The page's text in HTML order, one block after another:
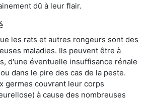
dû à leur flair.
les rats et autres rongeurs sont des
maladies. Ils peuvent être à
d'une éventuelle insuffisance rénale
dans le pire des cas de la peste.
germes couvrant leur corps
à cause des nombreuses